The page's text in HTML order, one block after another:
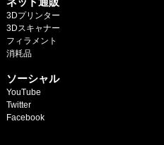
3Dプリンター
3Dスキャナー
フィラメント
消耗品
ソーシャル
YouTube
Twitter
Facebook